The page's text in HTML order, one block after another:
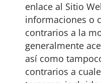
enlace al Sitio
informaciones o
contrarios a la
generalmente
así como
contrarios a